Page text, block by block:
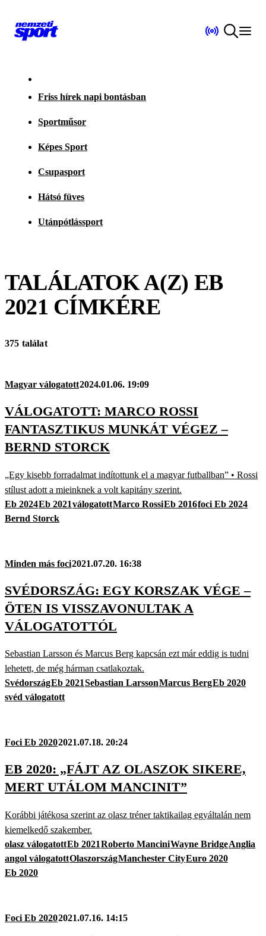
Friss hírek napi bontásban
Sportműsor
Képes Sport
Csupasport
Hátsó füves
Utánpótlássport
TALÁLATOK A(Z) EB
2021 CÍMKÉRE
375 találat
Magyar válogatott2024.01.06. 19:09
VÁLOGATOTT: MARCO ROSSI
FANTASZTIKUS MUNKÁT VÉGEZ –
BERND STORCK
„Egy kisebb forradalmat indítottunk el a magyar futballban” • Rossi
stílust adott a mieinknek a volt kapitány szerint.
Eb 2024Eb 2021válogatottMarco RossiEb 2016foci Eb 2024
Bernd Storck
Minden más foci2021.07.20. 16:38
SVÉDORSZÁG: EGY KORSZAK VÉGE –
ÖTEN IS VISSZAVONULTAK A
VÁLOGATOTTÓL
Sebastian Larsson és Marcus Berg kapcsán ezt már eddig is tudni
lehetett, de még hárman csatlakoztak.
SvédországEb 2021Sebastian LarssonMarcus BergEb 2020
svéd válogatott
Foci Eb 20202021.07.18. 20:24
EB 2020: „FÁJT AZ OLASZOK SIKERE,
MERT UTÁLOM MANCINIT”
Korábbi játékosa szerint az olasz tréner taktikailag egyáltalán nem
kiemelkedő szakember.
olasz válogatottEb 2021Roberto ManciniWayne BridgeAnglia
angol válogatottOlaszországManchester CityEuro 2020
Eb 2020
Foci Eb 20202021.07.16. 14:15